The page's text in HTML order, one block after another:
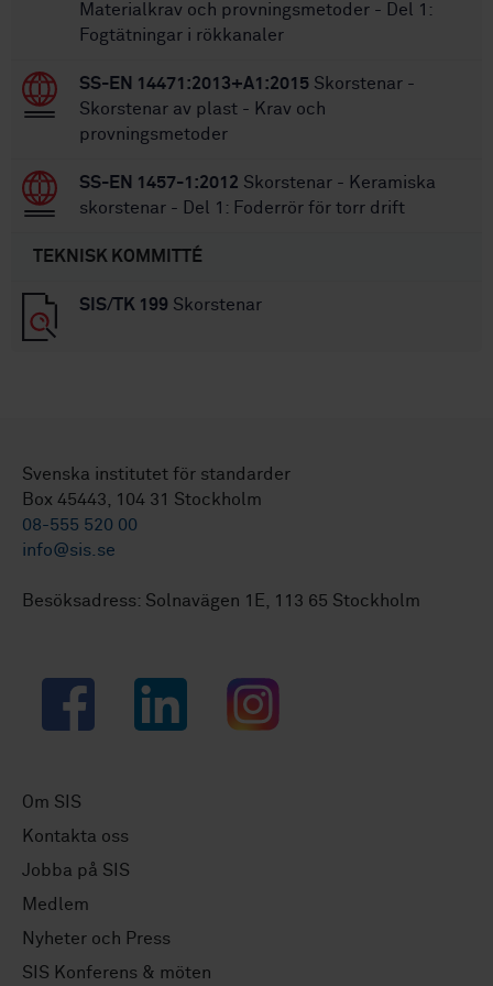
Materialkrav och provningsmetoder - Del 1:
Fogtätningar i rökkanaler
SS-EN 14471:2013+A1:2015 Skorstenar -
Skorstenar av plast - Krav och
provningsmetoder
SS-EN 1457-1:2012 Skorstenar - Keramiska
skorstenar - Del 1: Foderrör för torr drift
TEKNISK KOMMITTÉ
SIS/TK 199 Skorstenar
Svenska institutet för standarder
Box 45443, 104 31 Stockholm
08-555 520 00
info@sis.se
Besöksadress: Solnavägen 1E, 113 65 Stockholm
Facebook LinkedIn Instagram
Om SIS
Kontakta oss
Jobba på SIS
Medlem
Nyheter och Press
SIS Konferens & möten